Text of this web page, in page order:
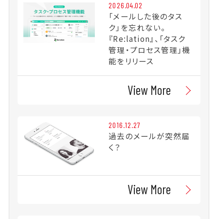
2026.04.02
「メールした後のタス
ク」を忘れない。
『Re:lation』、「タスク
管理・プロセス管理」機
能をリリース
View More
2016.12.27
過去のメールが突然届
く？
View More